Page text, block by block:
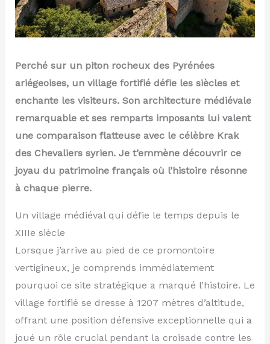
Perché sur un piton rocheux des Pyrénées
ariégeoises, un village fortifié défie les siècles et
enchante les visiteurs. Son architecture médiévale
remarquable et ses remparts imposants lui valent
une comparaison flatteuse avec le célèbre Krak
des Chevaliers syrien. Je t’emmène découvrir ce
joyau du patrimoine français où l’histoire résonne
à chaque pierre.
Un village médiéval qui défie le temps depuis le
XIIIe siècle
Lorsque j’arrive au pied de ce promontoire
vertigineux, je comprends immédiatement
pourquoi ce site stratégique a marqué l’histoire. Le
village fortifié se dresse à 1207 mètres d’altitude,
offrant une position défensive exceptionnelle qui a
joué un rôle crucial pendant la croisade contre les